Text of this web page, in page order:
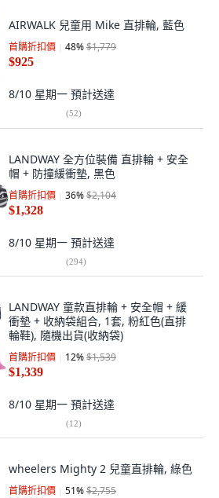
AIRWALK 兒童用 Mike 直排輪, 藍色
首購折扣價 48%$1,779
$925
8/10 星期一 預計送達
(52)
LANDWAY 全方位裝備 直排輪 + 安全
帽 + 防撞緩衝墊, 黑色
首購折扣價 36%$2,104
$1,328
8/10 星期一 預計送達
(294)
LANDWAY 童款直排輪 + 安全帽 + 緩
衝墊 + 收納袋組合, 1套, 粉紅色(直排
輪鞋), 隨機出貨(收納袋)
首購折扣價 12%$1,539
$1,339
8/10 星期一 預計送達
(12)
wheelers Mighty 2 兒童直排輪, 綠色
首購折扣價 51%$2,755